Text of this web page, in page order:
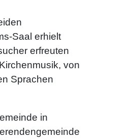
Saal erhielt
erfreuten
von
Sprachen
in